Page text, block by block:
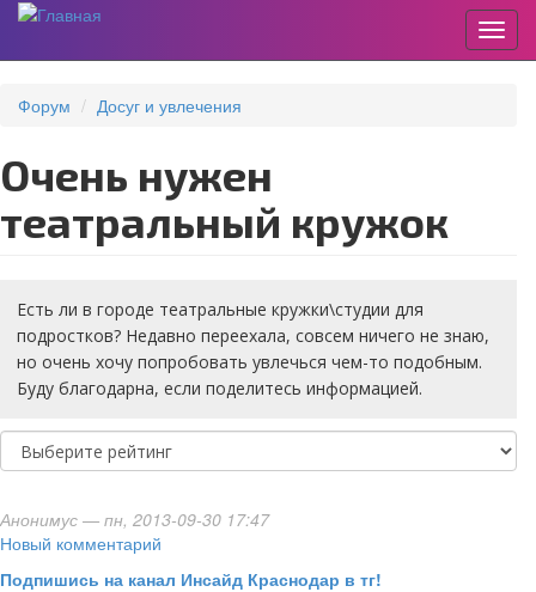
основному
Форум Досуг и увлечения
очень нужен
театральный кружок
Есть ли в городе театральные кружки\студии для
подростков? Недавно переехала, совсем ничего не знаю,
но очень хочу попробовать увлечься чем-то подобным.
Буду благодарна, если поделитесь информацией.
Анонимус — пн, 2013-09-30 17:47
Новый комментарий
Подпишись на канал Инсайд Краснодар в тг!